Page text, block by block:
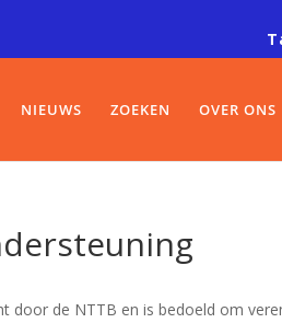
NIEUWS ZOEKEN OVER ONS
door de NTTB en is bedoeld om